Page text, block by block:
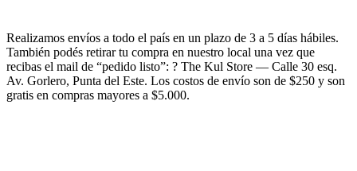
Realizamos envíos a todo el país en un plazo de 3 a 5 días hábiles.
También podés retirar tu compra en nuestro local una vez que
recibas el mail de “pedido listo”: ? The Kul Store — Calle 30 esq.
Av. Gorlero, Punta del Este. Los costos de envío son de $250 y son
gratis en compras mayores a $5.000.